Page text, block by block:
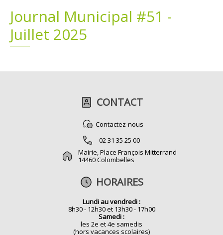
Journal Municipal #51 -
Juillet 2025
CONTACT
Contactez-nous
02 31 35 25 00
Mairie, Place François Mitterrand
14460 Colombelles
HORAIRES
Lundi au vendredi :
8h30 - 12h30 et 13h30 - 17h00
Samedi :
les 2e et 4e samedis
(hors vacances scolaires)
Plans
Demandes légales
Grands projets